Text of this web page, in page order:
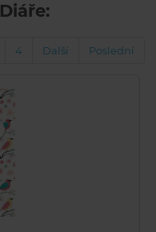
Diáře:
4 Další Poslední